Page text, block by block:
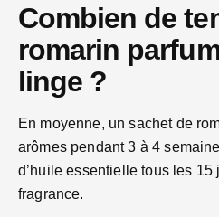
Combien de
romarin
linge ?
En moyenne, un sachet de
arômes pendant 3 à 4
d’huile essentielle tous les 15
fragrance.